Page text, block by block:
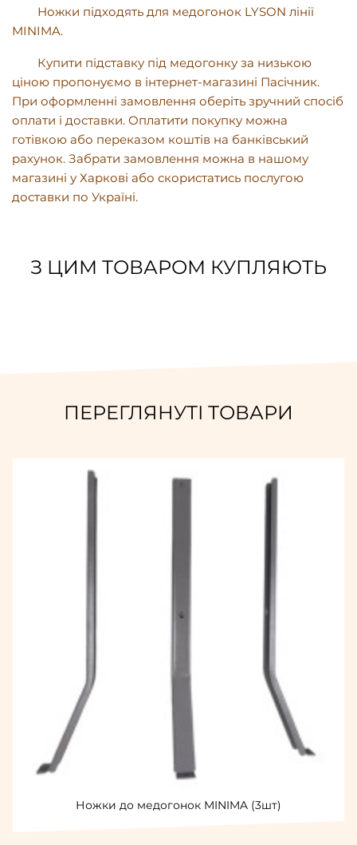
Ножки підходять для медогонок LYSON лінії
MINIMA.
Купити підставку під медогонку за низькою
ціною пропонуємо в інтернет-магазині Пасічник.
При оформленні замовлення оберіть зручний спосіб
оплати і доставки. Оплатити покупку можна
готівкою або переказом коштів на банківський
рахунок. Забрати замовлення можна в нашому
магазині у Харкові або скористатись послугою
доставки по Україні.
З ЦИМ ТОВАРОМ КУПЛЯЮТЬ
ПЕРЕГЛЯНУТІ ТОВАРИ
Ножки до медогонок MINIMA (3шт)